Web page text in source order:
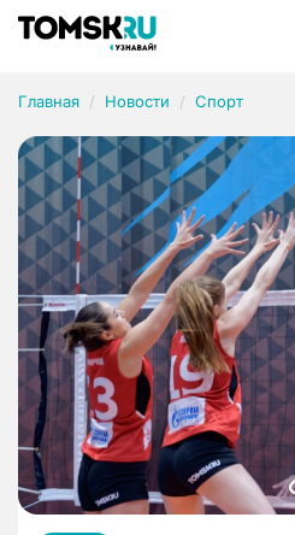
Главная Новости Спорт